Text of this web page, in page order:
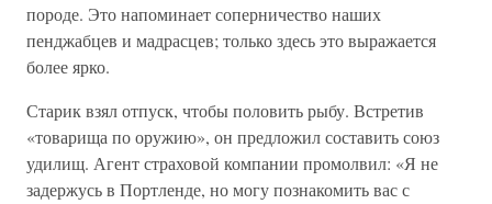
породе. Это напоминает соперничество наших
пенджабцев и мадрасцев; только здесь это выражается
более ярко.
Старик взял отпуск, чтобы половить рыбу. Встретив
«товарища по оружию», он предложил составить союз
удилищ. Агент страховой компании промолвил: «Я не
задержусь в Портленде, но могу познакомить вас с